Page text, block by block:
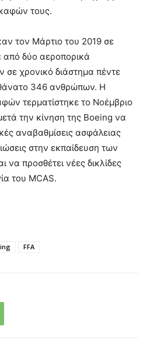
τους.
τον Μάρτιο του 2019 σε
από δύο αεροπορικά
σε χρονικό διάστημα πέντε
346 ανθρώπων. Η
τερματίστηκε το Νοέμβριο
την κίνηση της Boeing να
αναβαθμίσεις ασφάλειας
στην εκπαίδευση των
να προσθέτει νέες δικλίδες
του MCAS.
FFA